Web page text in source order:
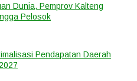
Dunia, Pemprov Kalteng
Pelosok
Pendapatan Daerah